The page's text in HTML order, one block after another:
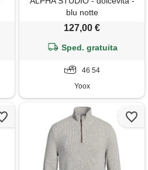
blu notte
127,00 €
Sped. gratuita
46 54
Yoox